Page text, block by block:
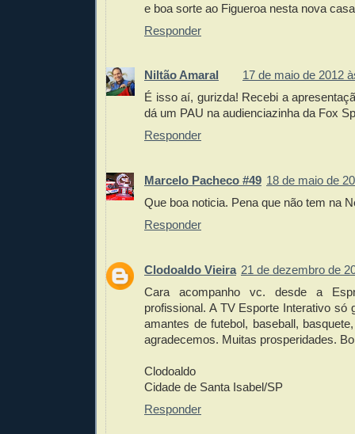
e boa sorte ao Figueroa nesta nova
Responder
Niltão Amaral
17 de maio de 2012
É isso aí, gurizda! Recebi a
dá um PAU na audienciazinha da Fox
Responder
Marcelo Pacheco #49 18 de maio de
Que boa noticia. Pena que não tem na
Responder
Clodoaldo Vieira 21 de dezembro de
Cara acompanho vc. desde a
profissional. A TV Esporte Interativo só
amantes de futebol, baseball,
agradecemos. Muitas prosperidades.
Clodoaldo
Cidade de Santa Isabel/SP
Responder